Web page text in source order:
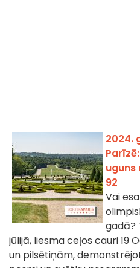
2024.
uguns
92
Vai
gadā?
jūlijā, liesma ceļos cauri 19
un pilsētiņām,